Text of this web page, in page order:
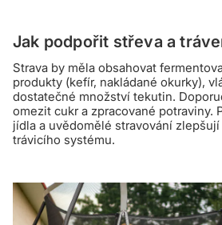
Jak podpořit střeva a
Strava by měla obsahovat
produkty (kefír, nakládané okurky),
dostatečné množství tekutin.
omezit cukr a zpracované potraviny.
jídla a uvědomělé stravování
trávicího systému.